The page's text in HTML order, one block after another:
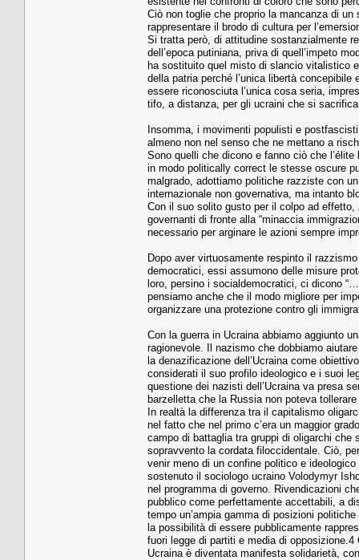
Ciò non toglie che proprio la mancanza di
rappresentare il brodo di cultura per
Si tratta però, di attitudine sostanzialmente
dell’epoca putiniana, priva di quell’impeto
ha sostituito quel misto di slancio vitalistico
della patria perché l’unica libertà
essere riconosciuta l’unica cosa seria,
tifo, a distanza, per gli ucraini che si
Insomma, i movimenti populisti e
almeno non nel senso che ne mettano a
Sono quelli che dicono e fanno ciò che
in modo politically correct le stesse oscure
malgrado, adottiamo politiche razziste con
internazionale non governativa, ma intanto
Con il suo solito gusto per il colpo ad
governanti di fronte alla “minaccia
necessario per arginare le azioni sempre
Dopo aver virtuosamente respinto il
democratici, essi assumono delle misure
loro, persino i socialdemocratici, ci dicono
pensiamo anche che il modo migliore per
organizzare una protezione contro gli
Con la guerra in Ucraina abbiamo aggiunto
ragionevole. Il nazismo che dobbiamo
la denazificazione dell’Ucraina come
considerati il suo profilo ideologico e i suoi
questione dei nazisti dell’Ucraina va presa
barzelletta che la Russia non poteva
In realtà la differenza tra il capitalismo
nel fatto che nel primo c’era un maggior
campo di battaglia tra gruppi di oligarchi che
sopravvento la cordata filoccidentale. Ciò,
venir meno di un confine politico e
sostenuto il sociologo ucraino Volodymyr
nel programma di governo. Rivendicazioni
pubblico come perfettamente accettabili, a
tempo un’ampia gamma di posizioni
la possibilità di essere pubblicamente
fuori legge di partiti e media di
Ucraina è diventata manifesta solidarietà,